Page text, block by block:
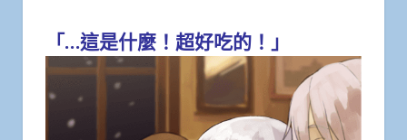
「…這是什麼！超好吃的！」